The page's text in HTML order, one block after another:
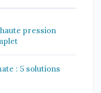
pression
: 5 solutions